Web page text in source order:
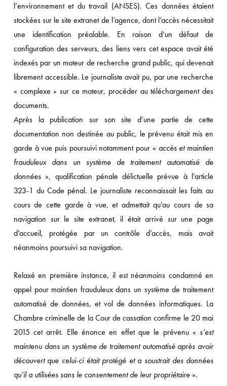
l’environnement et du travail (ANSES). Ces données étaient
stockées sur le site extranet de l’agence, dont l’accès nécessitait
une identification préalable. En raison d’un défaut de
configuration des serveurs, des liens vers cet espace avait été
indexés par un moteur de recherche grand public, qui devenait
librement accessible. Le journaliste avait pu, par une recherche
« complexe » sur ce moteur, procéder au téléchargement des
documents.
Après la publication sur son site d’une partie de cette
documentation non destinée au public, le prévenu était mis en
garde à vue puis poursuivi notamment pour « accès et maintien
frauduleux dans un système de traitement automatisé de
données», qualification pénale délictuelle prévue à l’article
323-1 du Code pénal. Le journaliste reconnaissait les faits au
cours de cette garde à vue, et admettait qu’au cours de sa
navigation sur le site extranet, il était arrivé sur une page
d’accueil, protégée par un contrôle d’accès, mais avait
néanmoins poursuivi sa navigation.
Relaxé en première instance, il est néanmoins condamné en
appel pour maintien frauduleux dans un système de traitement
automatisé de données, et vol de données informatiques. La
Chambre criminelle de la Cour de cassation confirme le 20 mai
2015 cet arrêt. Elle énonce en effet que le prévenu « s’est
maintenu dans un système de traitement automatisé après avoir
découvert que celui-ci était protégé et a soustrait des données
qu’il a utilisées sans le consentement de leur propriétaire».